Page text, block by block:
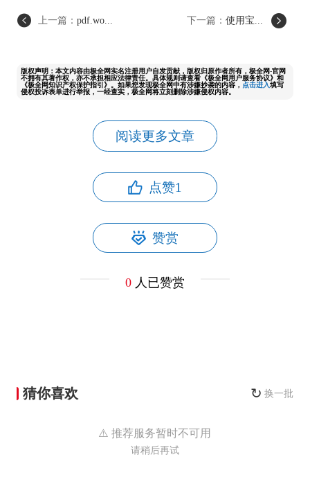
上一篇： pdf.wo... 下一篇：使用宝...
版权声明：本文内容由极全网实名注册用户自发贡献，版权归原作者所有，极全网-官网
不拥有其著作权，亦不承担相应法律责任。具体规则请查看《极全网用户服务协议》和
《极全网知识产权保护指引》。如果您发现极全网中有涉嫌抄袭的内容， 点击进入填写
侵权投诉表单进行举报，一经查实，极全网将立刻删除涉嫌侵权内容。
阅读更多文章
点赞1
赞赏
0人已赞赏
猜你喜欢 ↻ 换一批
⚠️ 推荐服务暂时不可用
请稍后再试